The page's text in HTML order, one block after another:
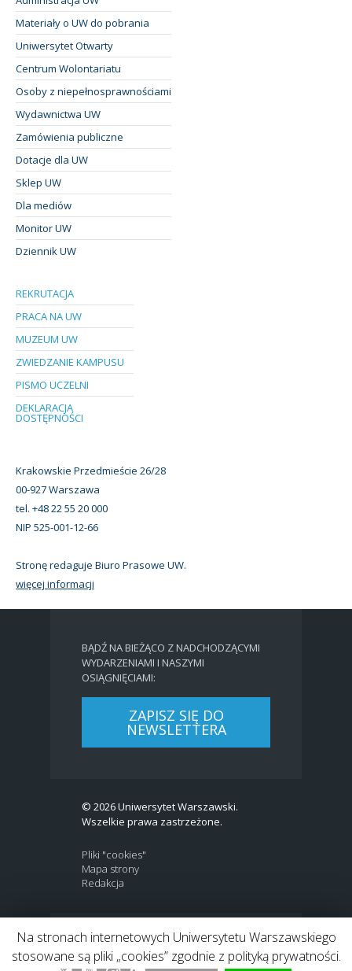
Materiały o UW do pobrania
Uniwersytet Otwarty
Centrum Wolontariatu
Osoby z niepełnosprawnościami
Wydawnictwa UW
Zamówienia publiczne
Dotacje dla UW
Sklep UW
Dla mediów
Monitor UW
Dziennik UW
REKRUTACJA
PRACA NA UW
MUZEUM UW
ZWIEDZANIE KAMPUSU
PISMO UCZELNI
DEKLARACJA
DOSTĘPNOŚCI
Krakowskie Przedmieście 26/28
00-927 Warszawa
tel. +48 22 55 20 000
NIP 525-001-12-66
Stronę redaguje Biuro Prasowe UW.
więcej informacji
BĄDŹ NA BIEŻĄCO Z NADCHODZĄCYMI
WYDARZENIAMI I NASZYMI
OSIĄGNIĘCIAMI:
ZAPISZ SIĘ DO
NEWSLETTERA
© 2026 Uniwersytet Warszawski.
Wszelkie prawa zastrzeżone.
Pliki "cookies"
Mapa strony
Redakcja
BIP | EN
Na stronach internetowych Uniwersytetu Warszawskiego
stosowane są pliki „cookies” zgodnie z polityką prywatności.